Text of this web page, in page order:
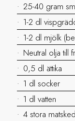
25-40 gram
1-2 dl
1-2 dl mjölk
Neutral olja till
0,5 dl ättika
1 dl socker
1 dl vatten
4 stora